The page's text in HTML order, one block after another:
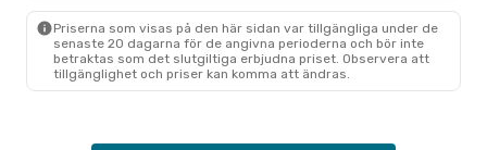
Priserna som visas på den här sidan var tillgängliga under de
senaste 20 dagarna för de angivna perioderna och bör inte
betraktas som det slutgiltiga erbjudna priset. Observera att
tillgänglighet och priser kan komma att ändras.